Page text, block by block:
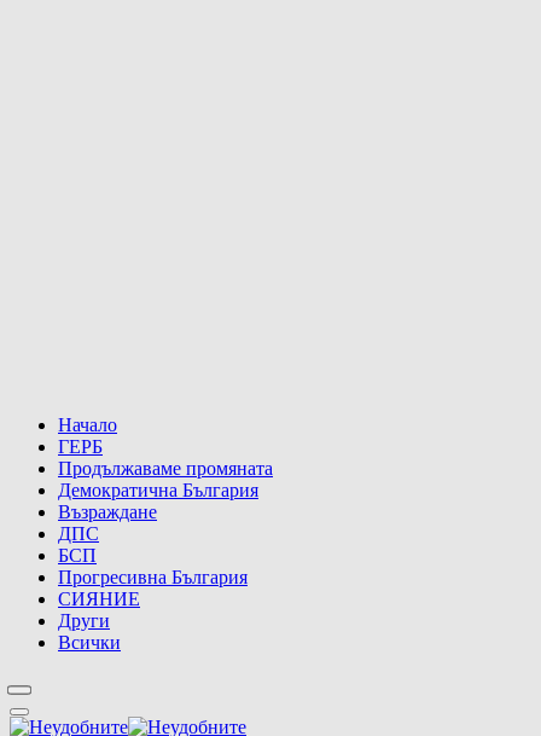
Начало
ГЕРБ
Продължаваме промяната
Демократична България
Възраждане
ДПС
БСП
Прогресивна България
СИЯНИЕ
Други
Всички